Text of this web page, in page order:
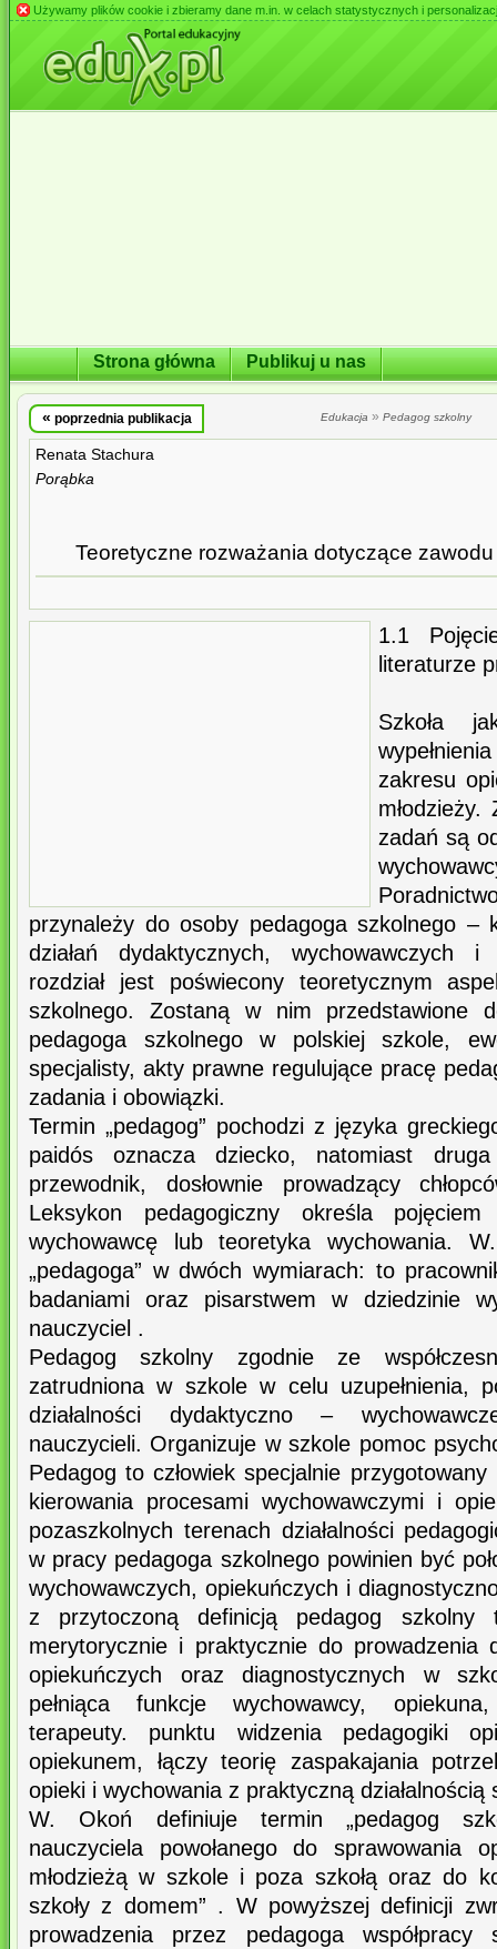
Używamy plików cookie i zbieramy dane m.in. w celach statystycznych i
Strona główna Publikuj u nas
« poprzednia publikacja Edukacja » Pedagog szkolny
Renata Stachura
Porąbka
Teoretyczne rozważania dotyczące
1.1
literaturze
Szkoła
zakresu
zadań są
przynależy do osoby pedagoga szkolnego –
działań dydaktycznych, wychowawczych i
rozdział jest poświecony teoretycznym
szkolnego. Zostaną w nim przedstawione
pedagoga szkolnego w polskiej szkole,
specjalisty, akty prawne regulujące pracę
zadania i obowiązki.
Termin „pedagog” pochodzi z języka
paidós oznacza dziecko, natomiast
przewodnik, dosłownie prowadzący
Leksykon pedagogiczny określa pojęciem
wychowawcę lub teoretyka wychowania.
„pedagoga” w dwóch wymiarach: to
badaniami oraz pisarstwem w dziedzinie
nauczyciel .
Pedagog szkolny zgodnie ze
zatrudniona w szkole w celu uzupełnienia,
działalności dydaktyczno –
nauczycieli. Organizuje w szkole pomoc
Pedagog to człowiek specjalnie
kierowania procesami wychowawczymi i
pozaszkolnych terenach działalności
w pracy pedagoga szkolnego powinien być
wychowawczych, opiekuńczych i
z przytoczoną definicją pedagog szkolny
merytorycznie i praktycznie do prowadzenia
opiekuńczych oraz diagnostycznych w
pełniąca funkcje wychowawcy,
terapeuty. punktu widzenia pedagogiki
opiekunem, łączy teorię zaspakajania
opieki i wychowania z praktyczną działalnością
W. Okoń definiuje termin „pedagog
nauczyciela powołanego do sprawowania
młodzieżą w szkole i poza szkołą oraz do
szkoły z domem” . W powyższej definicji
prowadzenia przez pedagoga współpracy